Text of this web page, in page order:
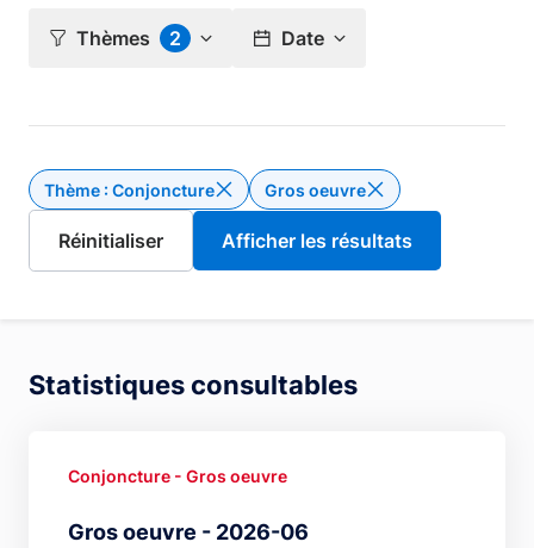
Thèmes 2 Date
Thème : ConjonctureSupprimer le filtre Thème :
Gros oeuvre
Statistiques consultables
Gros oeuvre - 2026-06
Conjoncture - Gros oeuvre